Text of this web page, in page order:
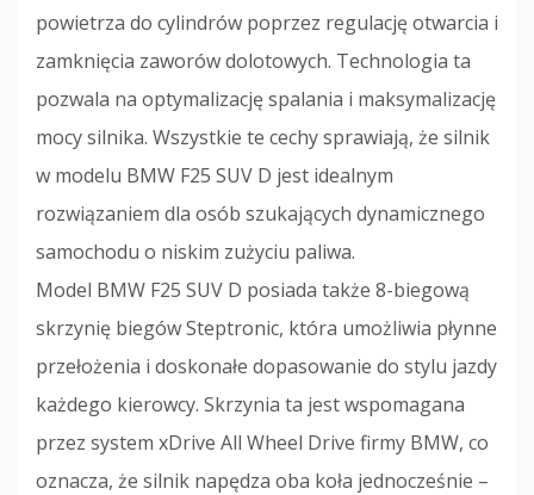
powietrza do cylindrów poprzez regulację otwarcia i
zamknięcia zaworów dolotowych. Technologia ta
pozwala na optymalizację spalania i maksymalizację
mocy silnika. Wszystkie te cechy sprawiają, że silnik
w modelu BMW F25 SUV D jest idealnym
rozwiązaniem dla osób szukających dynamicznego
samochodu o niskim zużyciu paliwa.
Model BMW F25 SUV D posiada także 8-biegową
skrzynię biegów Steptronic, która umożliwia płynne
przełożenia i doskonałe dopasowanie do stylu jazdy
każdego kierowcy. Skrzynia ta jest wspomagana
przez system xDrive All Wheel Drive firmy BMW, co
oznacza, że ​​silnik napędza oba koła jednocześnie –